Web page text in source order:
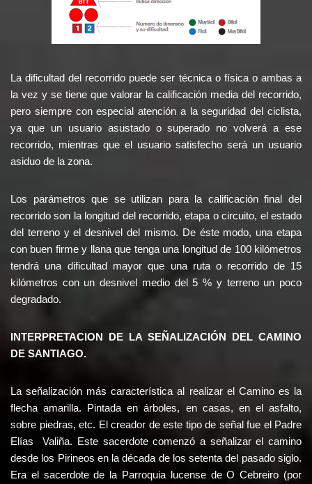
La dificultad del recorrido puede ser técnica o física o ambas a
la vez y se tiene que valorar la calificación media del recorrido,
pero siempre con especial atención a la seguridad del ciclista,
ya que un usuario asustado o superado no volverá a ese
recorrido, mientras que el usuario satisfecho será un usuario
asiduo de la zona.
Los parámetros que se utilizan para la calificación final del
recorrido son la longitud del recorrido, etapa o circuito, el estado
del terreno y el desnivel del mismo. De éste modo, una etapa
con buen firme y llana que tenga una longitud de 100 kilómetros
tendrá una dificultad mayor que una ruta o recorrido de 15
kilómetros con un desnivel medio del 5 % y terreno un poco
degradado.
INTERPRETACION DE LA SEÑALIZACIÓN DEL CAMINO
DE SANTIAGO.
La señalización más característica al realizar el Camino es la
flecha amarilla. Pintada en árboles, en casas, en el asfalto,
sobre piedras, etc. El creador de este tipo de señal fue el Padre
Elías Valiña. Este sacerdote comenzó a señalizar el camino
desde los Pirineos en la década de los setenta del pasado siglo.
Era el sacerdote de la Parroquia lucense de O Cebreiro (por